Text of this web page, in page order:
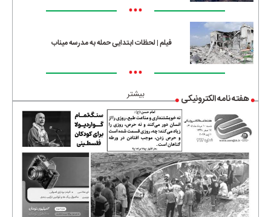
•••
فیلم | لحظات ابتدایی حمله به مدرسه میناب
•••
بیشتر هفته نامه الکترونیکی